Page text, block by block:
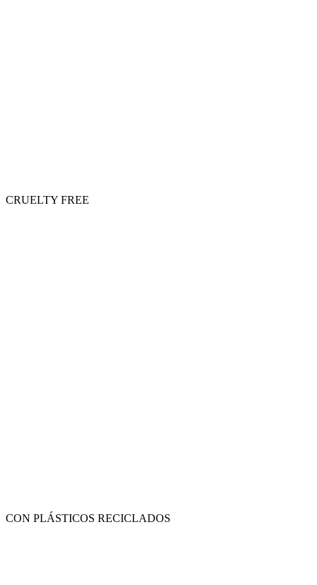
CRUELTY FREE
CON PLÁSTICOS RECICLADOS